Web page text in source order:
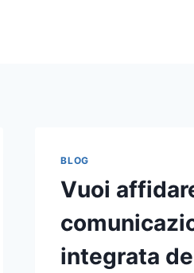
BLOG
Vuoi
integrata